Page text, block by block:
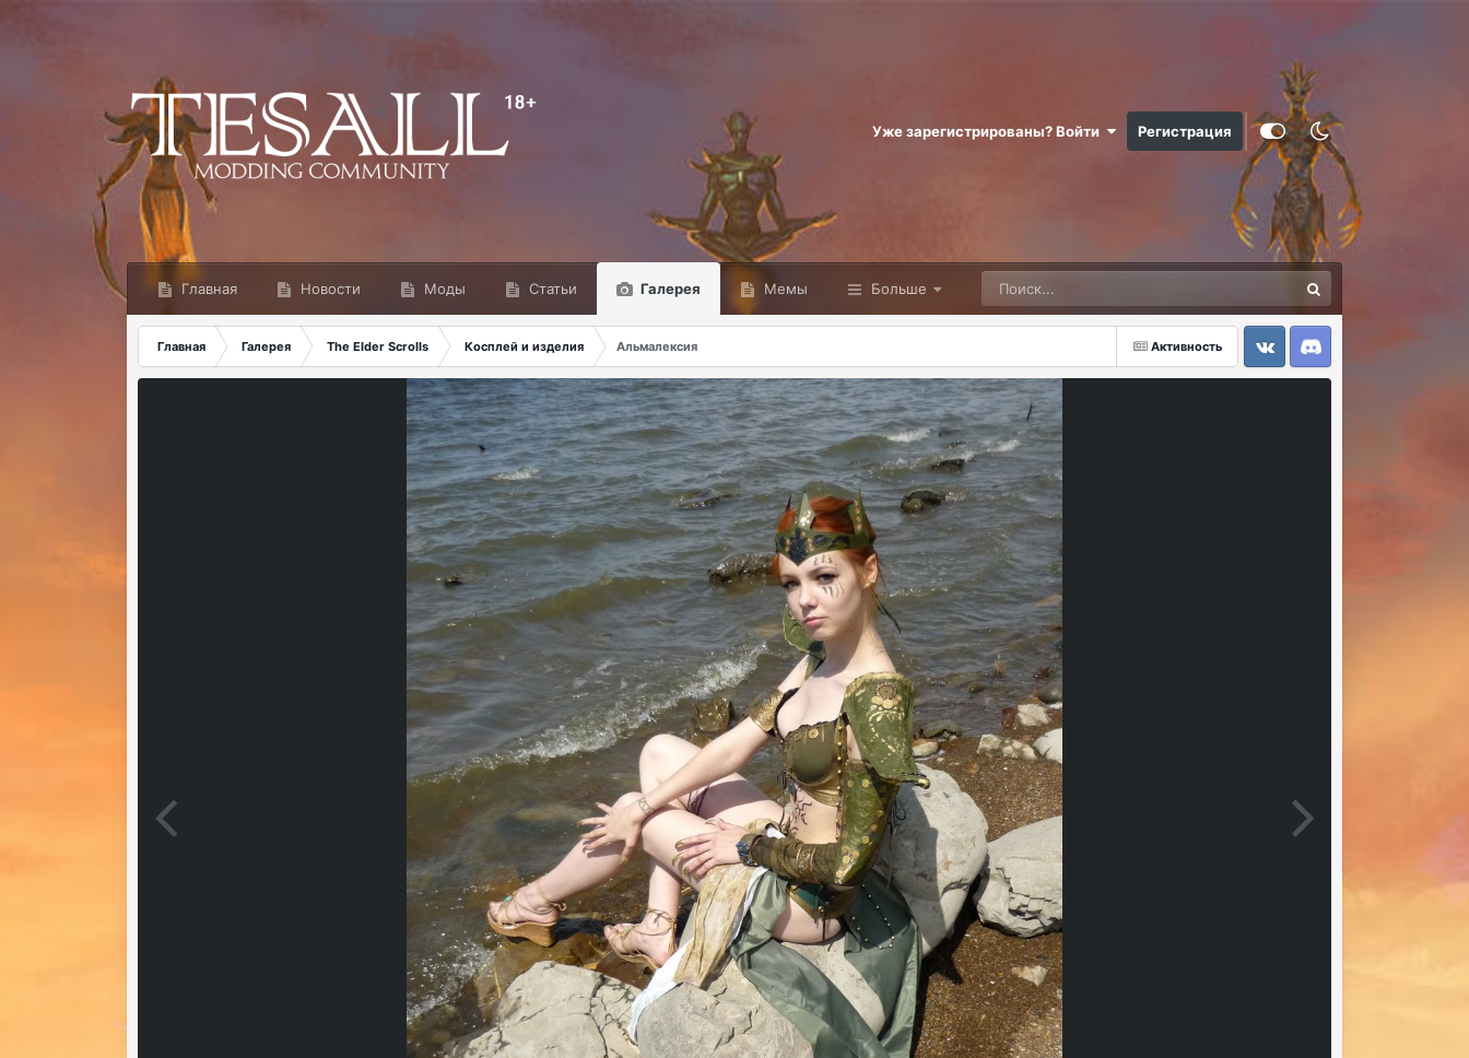
Уже зарегистрированы? Войти Регистрация
Главная Новости Моды Статьи Галерея Мемы Больше
Активность
Главная Галерея The Elder Scrolls Косплей и изделия
Альмалексия
VK
Discord